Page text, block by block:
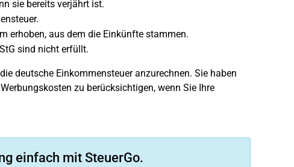
sie bereits verjährt ist.
erhoben, aus dem die Einkünfte stammen.
sind nicht erfüllt.
deutsche Einkommensteuer anzurechnen. Sie haben
zu berücksichtigen, wenn Sie Ihre
einfach mit SteuerGo.